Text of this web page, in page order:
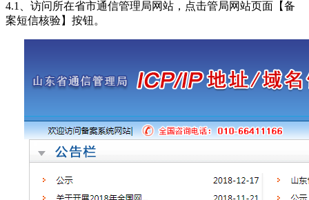
4.1、访问所在省市通信管理局网站，点击管局网站页面【备
案短信核验】按钮。